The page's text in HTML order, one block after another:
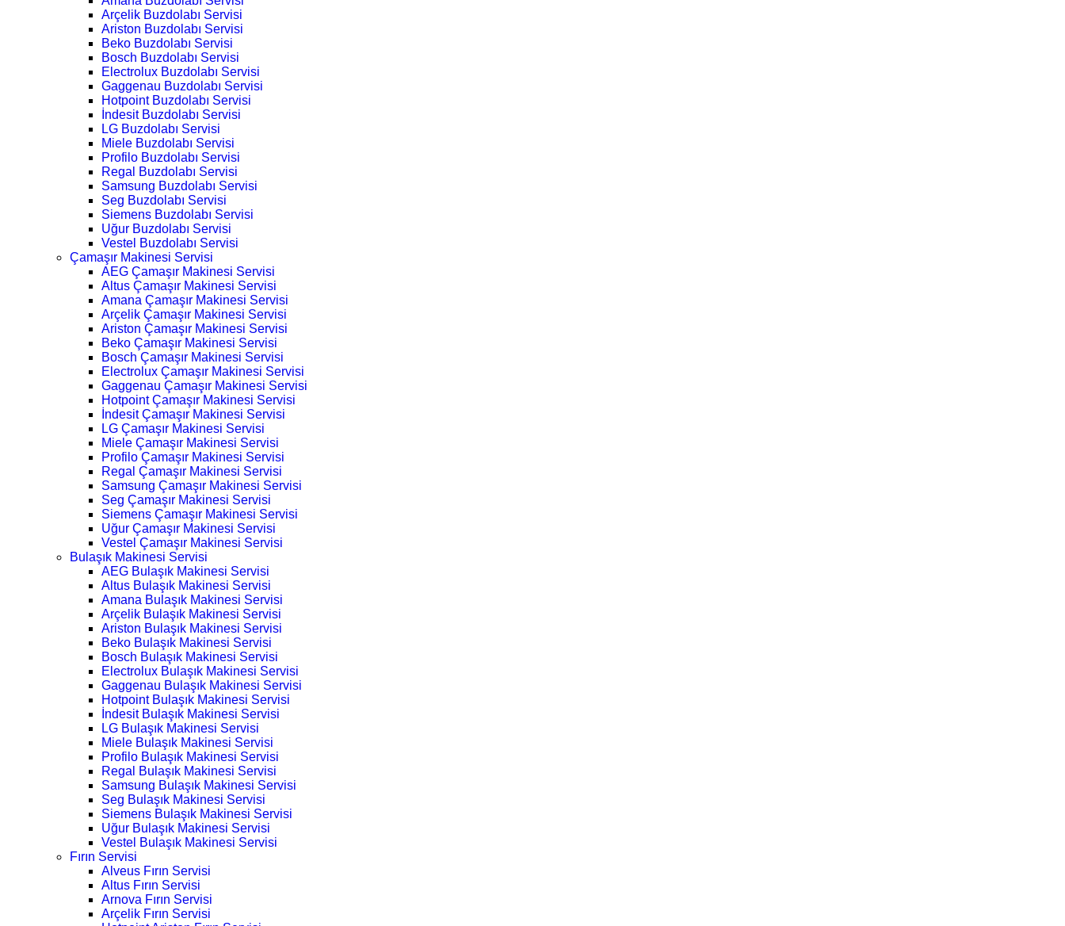
Arçelik Buzdolabı Servisi
Ariston Buzdolabı Servisi
Beko Buzdolabı Servisi
Bosch Buzdolabı Servisi
Electrolux Buzdolabı Servisi
Gaggenau Buzdolabı Servisi
Hotpoint Buzdolabı Servisi
İndesit Buzdolabı Servisi
LG Buzdolabı Servisi
Miele Buzdolabı Servisi
Profilo Buzdolabı Servisi
Regal Buzdolabı Servisi
Samsung Buzdolabı Servisi
Seg Buzdolabı Servisi
Siemens Buzdolabı Servisi
Uğur Buzdolabı Servisi
Vestel Buzdolabı Servisi
Çamaşır Makinesi Servisi
AEG Çamaşır Makinesi Servisi
Altus Çamaşır Makinesi Servisi
Amana Çamaşır Makinesi Servisi
Arçelik Çamaşır Makinesi Servisi
Ariston Çamaşır Makinesi Servisi
Beko Çamaşır Makinesi Servisi
Bosch Çamaşır Makinesi Servisi
Electrolux Çamaşır Makinesi Servisi
Gaggenau Çamaşır Makinesi Servisi
Hotpoint Çamaşır Makinesi Servisi
İndesit Çamaşır Makinesi Servisi
LG Çamaşır Makinesi Servisi
Miele Çamaşır Makinesi Servisi
Profilo Çamaşır Makinesi Servisi
Regal Çamaşır Makinesi Servisi
Samsung Çamaşır Makinesi Servisi
Seg Çamaşır Makinesi Servisi
Siemens Çamaşır Makinesi Servisi
Uğur Çamaşır Makinesi Servisi
Vestel Çamaşır Makinesi Servisi
Bulaşık Makinesi Servisi
AEG Bulaşık Makinesi Servisi
Altus Bulaşık Makinesi Servisi
Amana Bulaşık Makinesi Servisi
Arçelik Bulaşık Makinesi Servisi
Ariston Bulaşık Makinesi Servisi
Beko Bulaşık Makinesi Servisi
Bosch Bulaşık Makinesi Servisi
Electrolux Bulaşık Makinesi Servisi
Gaggenau Bulaşık Makinesi Servisi
Hotpoint Bulaşık Makinesi Servisi
İndesit Bulaşık Makinesi Servisi
LG Bulaşık Makinesi Servisi
Miele Bulaşık Makinesi Servisi
Profilo Bulaşık Makinesi Servisi
Regal Bulaşık Makinesi Servisi
Samsung Bulaşık Makinesi Servisi
Seg Bulaşık Makinesi Servisi
Siemens Bulaşık Makinesi Servisi
Uğur Bulaşık Makinesi Servisi
Vestel Bulaşık Makinesi Servisi
Fırın Servisi
Alveus Fırın Servisi
Altus Fırın Servisi
Arnova Fırın Servisi
Arçelik Fırın Servisi